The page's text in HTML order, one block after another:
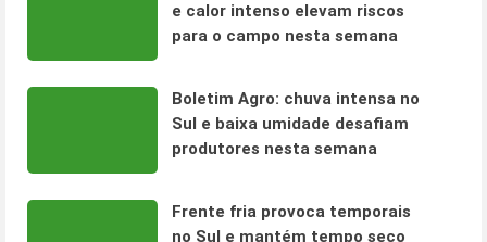
e calor intenso elevam riscos
para o campo nesta semana
Boletim Agro: chuva intensa no
Sul e baixa umidade desafiam
produtores nesta semana
Frente fria provoca temporais
no Sul e mantém tempo seco